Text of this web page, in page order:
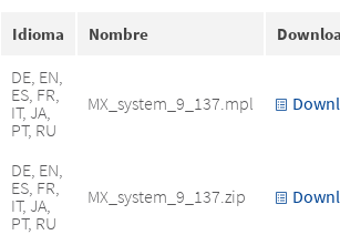
Idioma Nombre
DE, EN,
ES, FR,
IT, JA,
PT, RU
MX_system_9_137.mpl
DE, EN,
ES, FR,
IT, JA,
PT, RU
MX_system_9_137.zip